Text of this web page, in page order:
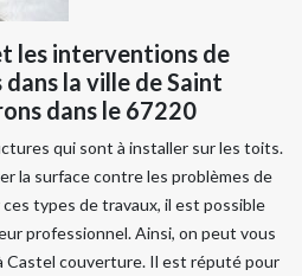
les interventions de
la ville de Saint
dans le 67220
qui sont à installer sur les toits.
la surface contre les problèmes de
types de travaux, il est possible
professionnel. Ainsi, on peut vous
Castel couverture. Il est réputé pour